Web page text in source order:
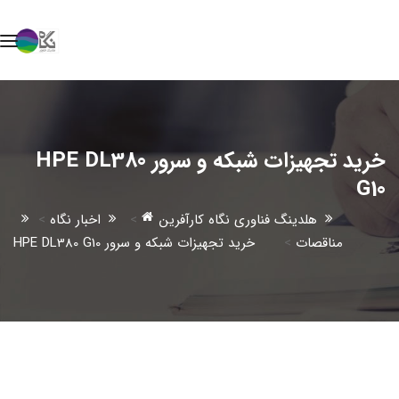
خرید تجهیزات شبکه و سرور HPE DL380
G10
هلدینگ فناوری نگاه کارآفرین > اخبار نگاه >
مناقصات > خرید تجهیزات شبکه و سرور HPE DL380 G10